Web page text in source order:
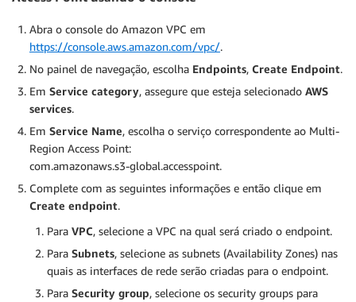
Abra o console do Amazon VPC em
https://console.aws.amazon.com/vpc/.
No painel de navegação, escolha Endpoints, Create Endpoint.
Em Service category, assegure que esteja selecionado AWS
services.
Em Service Name, escolha o serviço correspondente ao Multi-
Region Access Point:
com.amazonaws.s3-global.accesspoint.
Complete com as seguintes informações e então clique em
Create endpoint.
Para VPC, selecione a VPC na qual será criado o endpoint.
Para Subnets, selecione as subnets (Availability Zones) nas
quais as interfaces de rede serão criadas para o endpoint.
Para Security group, selecione os security groups para